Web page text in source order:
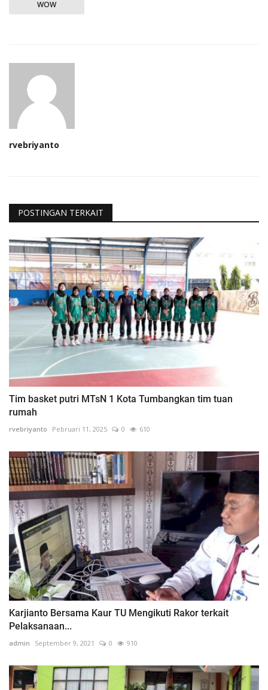
WOW
rvebriyanto
POSTINGAN TERKAIT
Tim basket putri MTsN 1 Kota Tumbangkan tim tuan
rumah
rvebriyanto Pebruari 11, 2025 0 610
Karjianto Bersama Kaur TU Mengikuti Rakor terkait
Pelaksanaan...
admin September 9, 2021 0 910